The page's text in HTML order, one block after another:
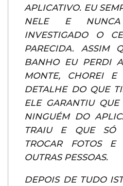
APLICATIVO. EU
NELE E
INVESTIGADO O
PARECIDA. ASSIM
BANHO EU PERDI
MONTE, CHOREI E
DETALHE DO QUE
ELE GARANTIU
NINGUÉM DO
TRAIU E QUE SÓ
TROCAR FOTOS E
OUTRAS PESSOAS.
DEPOIS DE TUDO